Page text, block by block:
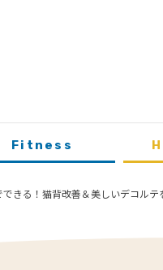
Fitness
できる！猫背改善＆美しいデコル